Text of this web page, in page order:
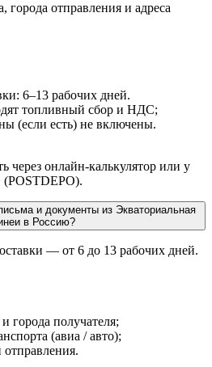
города отправления и адреса
6–13 рабочих дней.
топливный сбор и НДС;
(если есть) не включены.
через онлайн-калькулятор или у
и документы из Экваториальная
в Россию?
— от 6 до 13 рабочих дней.
города получателя;
(авиа / авто);
отправления.